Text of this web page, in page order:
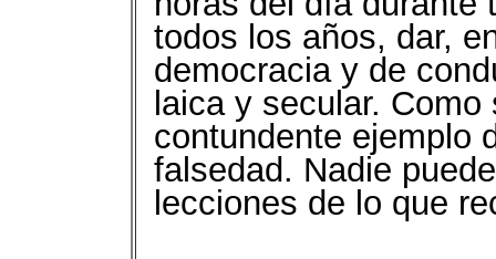
todos los años, dar,
democracia y de
laica y secular.
contundente ejemplo
falsedad. Nadie
lecciones de lo que